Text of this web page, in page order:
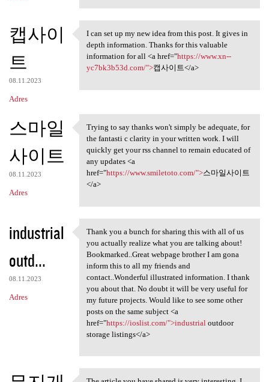
캡사이
트
08.11.2023
Adres
I can set up my new idea from
I can set up my new idea from this post. It gives in
depth information. Thanks for this valuable
information for all <a href="https://www.xn--
yc7bk3b53d.com/">캡사이트</a>
스마일
사이트
08.11.2023
Adres
Trying to say thanks won't
Trying to say thanks won't simply be adequate, for
the fantasti c clarity in your written work. I will
quickly get your rss channel to remain educated of
any updates <a
href="https://www.smiletoto.com/">스마일사이트
</a>
industrial
outd...
08.11.2023
Adres
Thank you a bunch for sharing
Thank you a bunch for sharing this with all of us
you actually realize what you are talking about!
Bookmarked..Great webpage brother I am gona
inform this to all my friends and
contact..Wonderful illustrated information. I thank
you about that. No doubt it will be very useful for
my future projects. Would like to see some other
posts on the same subject <a
href="https://ioslist.com/">industrial outdoor
storage listings</a>